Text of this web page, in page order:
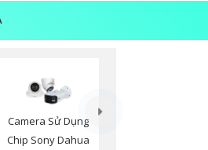
Camera Sử Dụng
Chip Sony Dahua